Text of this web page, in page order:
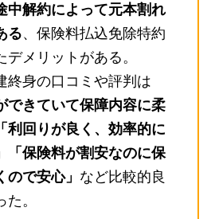
中解約によって元本割れ
る、保険料払込免除特約
メリットがある。
終身の口コミや評判は
できていて保障内容に柔
利回りが良く、効率的に
「保険料が割安なのに保
で安心」 など比較的良
。